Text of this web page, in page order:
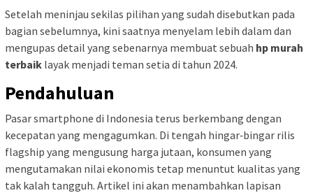
Setelah meninjau sekilas pilihan yang sudah disebutkan pada
bagian sebelumnya, kini saatnya menyelam lebih dalam dan
mengupas detail yang sebenarnya membuat sebuah hp murah
terbaik layak menjadi teman setia di tahun 2024.
Pendahuluan
Pasar smartphone di Indonesia terus berkembang dengan
kecepatan yang mengagumkan. Di tengah hingar‑bingar rilis
flagship yang mengusung harga jutaan, konsumen yang
mengutamakan nilai ekonomis tetap menuntut kualitas yang
tak kalah tangguh. Artikel ini akan menambahkan lapisan